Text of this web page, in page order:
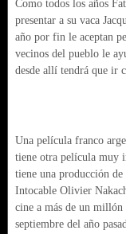
Como todos los años
presentar a su vaca
año por fin le aceptan
vecinos del pueblo le
desde allí tendrá que ir
Una película franco
tiene otra película muy
tiene una producción
Intocable Olivier
cine a más de un millón
septiembre del año